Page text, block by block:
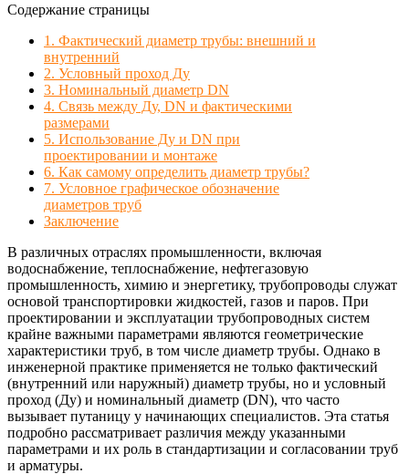
Содержание страницы
1. Фактический диаметр трубы: внешний и
внутренний
2. Условный проход Ду
3. Номинальный диаметр DN
4. Связь между Ду, DN и фактическими
размерами
5. Использование Ду и DN при
проектировании и монтаже
6. Как самому определить диаметр трубы?
7. Условное графическое обозначение
диаметров труб
Заключение
В различных отраслях промышленности, включая
водоснабжение, теплоснабжение, нефтегазовую
промышленность, химию и энергетику, трубопроводы служат
основой транспортировки жидкостей, газов и паров. При
проектировании и эксплуатации трубопроводных систем
крайне важными параметрами являются геометрические
характеристики труб, в том числе диаметр трубы. Однако в
инженерной практике применяется не только фактический
(внутренний или наружный) диаметр трубы, но и условный
проход (Ду) и номинальный диаметр (DN), что часто
вызывает путаницу у начинающих специалистов. Эта статья
подробно рассматривает различия между указанными
параметрами и их роль в стандартизации и согласовании труб
и арматуры.